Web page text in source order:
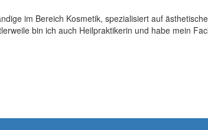
im Bereich Kosmetik, spezialisiert auf
bin ich auch Heilpraktikerin und habe mein